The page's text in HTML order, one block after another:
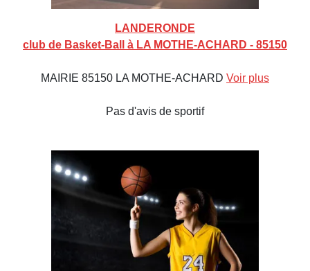
LANDERONDE
club de Basket-Ball à LA MOTHE-ACHARD - 85150
MAIRIE 85150 LA MOTHE-ACHARD Voir plus
Pas d'avis de sportif